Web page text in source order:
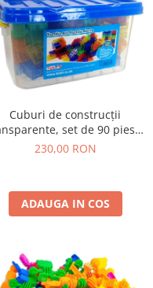
Cuburi de construcții
set de 90 piese,
multicolor
230,00 RON
ADAUGA IN COS